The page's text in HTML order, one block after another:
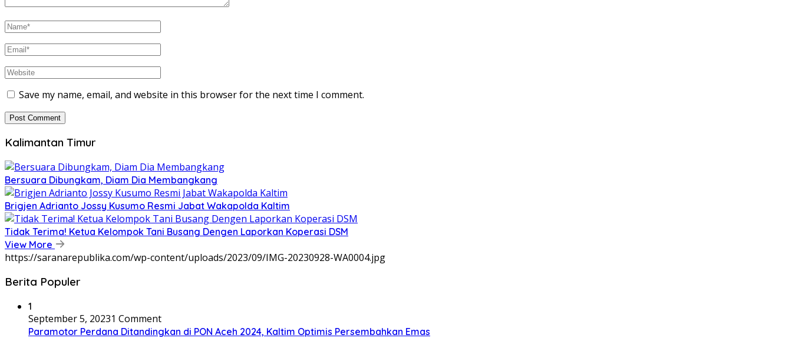
Save my name, email, and website in this browser for the next time I comment.
Kalimantan Timur
Bersuara Dibungkam, Diam Dia Membangkang
Brigjen Adrianto Jossy Kusumo Resmi Jabat Wakapolda Kaltim
Tidak Terima! Ketua Kelompok Tani Busang Dengen Laporkan Koperasi DSM
View More
https://saranarepublika.com/wp-content/uploads/2023/09/IMG-20230928-WA0004.jpg
Berita Populer
1
September 5, 20231 Comment
Paramotor Perdana Ditandingkan di PON Aceh 2024, Kaltim Optimis Persembahkan Emas